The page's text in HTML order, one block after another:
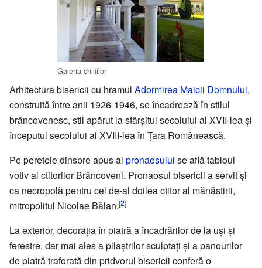
Galeria chiliilor
Arhitectura bisericii cu hramul Adormirea Maicii Domnului,
construită între anii 1926-1946, se încadrează în stilul
brâncovenesc, stil apărut la sfârșitul secolului al XVII-lea și
începutul secolului al XVIII-lea în Țara Românească.
Pe peretele dinspre apus al pronaosului se află tabloul
votiv al ctitorilor Brâncoveni. Pronaosul bisericii a servit și
ca necropolă pentru cel de-al doilea ctitor al mănăstirii,
mitropolitul Nicolae Bălan.[2]
La exterior, decorația în piatră a încadrărilor de la uși și
ferestre, dar mai ales a pilaștrilor sculptați și a panourilor
de piatră traforată din pridvorul bisericii conferă o